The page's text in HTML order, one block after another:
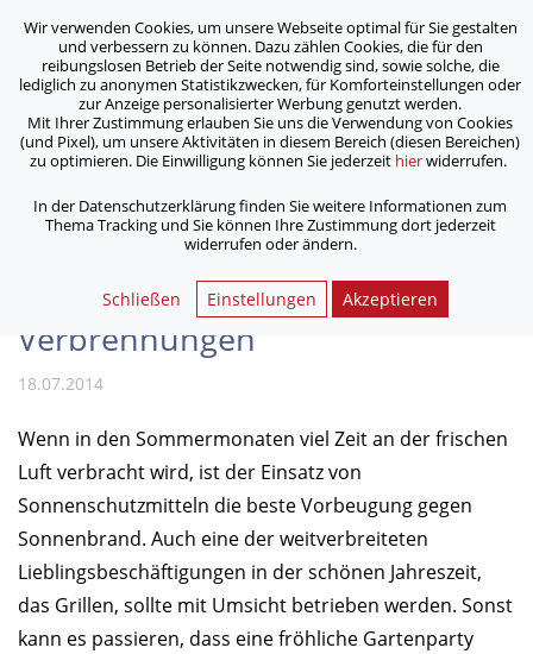
ASB Bonn/Rhein-Sieg/Eifel e.V.
bewegt Menschen
Home / Archiv /
Sommer, Sonne, Grillsai­son: Tipps zur Vorbeugung gegen
Tipps zur Vorbeugung gegen
Verbrennungen
18.07.2014
Wenn in den Sommermonaten viel Zeit an der frischen
Luft verbracht wird, ist der Einsatz von
Sonnenschutzmitteln die beste Vorbeugung gegen
Sonnenbrand. Auch eine der weitverbreiteten
Lieblingsbeschäftigungen in der schönen Jahreszeit,
das Grillen, sollte mit Umsicht betrieben werden. Sonst
kann es passieren, dass eine fröhliche Gartenparty
Wir verwenden Cookies, um unsere Webseite optimal für Sie gestalten
und verbessern zu können. Dazu zählen Cookies, die für den
reibungslosen Betrieb der Seite notwendig sind, sowie solche, die
lediglich zu anonymen Statistikzwecken, für Komforteinstellungen oder
zur Anzeige personalisierter Werbung genutzt werden.
Mit Ihrer Zustimmung erlauben Sie uns die Verwendung von Cookies
(und Pixel), um unsere Aktivitäten in diesem Bereich (diesen Bereichen)
zu optimieren. Die Einwilligung können Sie jederzeit hierwiderrufen.
In der Datenschutzerklärung finden Sie weitere Informationen zum
Thema Tracking und Sie können Ihre Zustimmung dort jederzeit
widerrufen oder ändern.
Schließen Einstellungen Akzeptieren